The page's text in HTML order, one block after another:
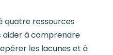
quatre ressources
aider à comprendre
les lacunes et à